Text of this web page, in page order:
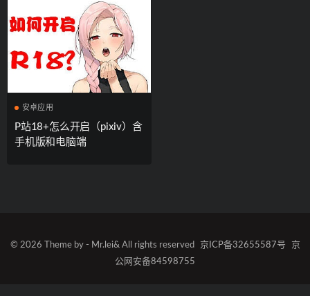
安卓应用
P站18+怎么开启（pixiv）含
手机版和电脑端
© 2026 Theme by - Mr.lei& All rights reserved 京ICP备32655587号
京
公网安备84598755